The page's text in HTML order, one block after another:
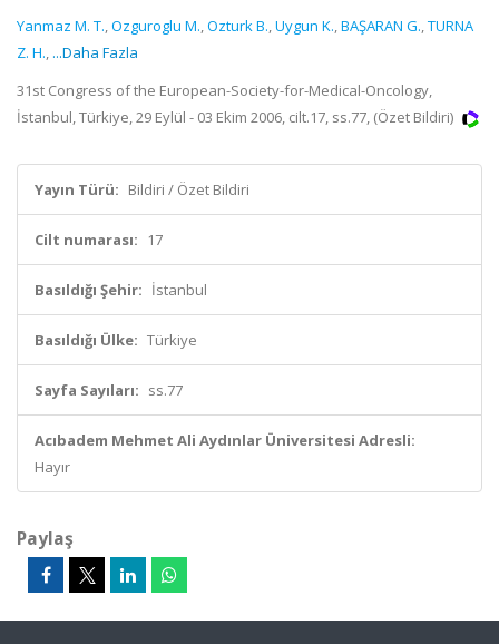
Yanmaz M. T.,Ozguroglu M.,Ozturk B.,Uygun K.,BAŞARAN G.,TURNA
Z. H., ...Daha Fazla
31st Congress of the European-Society-for-Medical-Oncology,
İstanbul, Türkiye, 29 Eylül - 03 Ekim 2006, cilt.17, ss.77, (Özet Bildiri)
Yayın Türü: Bildiri / Özet Bildiri
Cilt numarası: 17
Basıldığı Şehir: İstanbul
Basıldığı Ülke: Türkiye
Sayfa Sayıları: ss.77
Acıbadem Mehmet Ali Aydınlar Üniversitesi Adresli:
Hayır
Paylaş